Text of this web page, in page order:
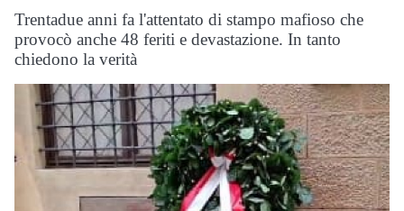
Trentadue anni fa l'attentato di stampo mafioso che
provocò anche 48 feriti e devastazione. In tanto
chiedono la verità